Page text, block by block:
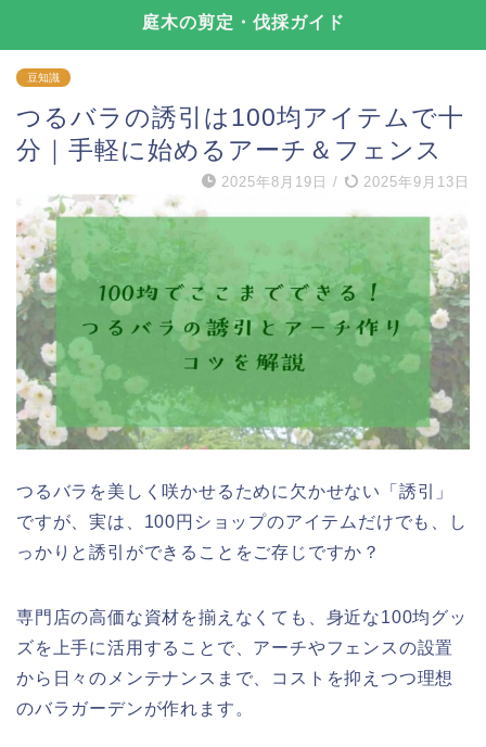
庭木の剪定・伐採ガイド
豆知識
つるバラの誘引は100均アイテムで十
分｜手軽に始めるアーチ＆フェンス
2025年8月19日 / 2025年9月13日
つるバラを美しく咲かせるために欠かせない「誘引」
ですが、実は、100円ショップのアイテムだけでも、し
っかりと誘引ができることをご存じですか？
専門店の高価な資材を揃えなくても、身近な100均グッ
ズを上手に活用することで、アーチやフェンスの設置
から日々のメンテナンスまで、コストを抑えつつ理想
のバラガーデンが作れます。